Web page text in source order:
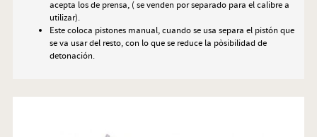
acepta los de prensa, ( se venden por separado para el calibre a
utilizar).
Este coloca pistones manual, cuando se usa separa el pistón que
se va usar del resto, con lo que se reduce la pòsibilidad de
detonación.